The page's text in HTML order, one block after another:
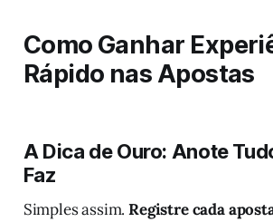
Como Ganhar
Rápido nas Apostas
A Dica de Ouro: Anote
Faz
Simples assim.Registre cada